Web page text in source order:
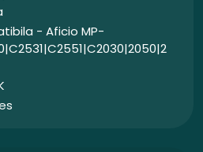
- Aficio MP-